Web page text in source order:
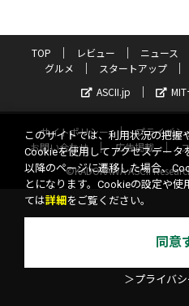
TOP レビュー ニュース
グルメ
スタートアップ
ASCII.jp
サイトポリシー プライバシ
お問い合わせ
広告掲載
©KADOKAWA ASCII
このサイトでは、利用状況の把握
Cookieを使用してアクセスデータ
以降のページに遷移した場合、
とになります。Cookieの設定や
ては詳細 をご覧ください。
同意
＞プライバ